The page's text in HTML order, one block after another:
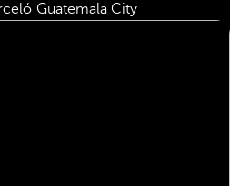
Guatemala City